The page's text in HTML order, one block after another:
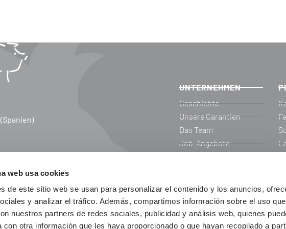
web usa cookies
de este sitio web se usan para personalizar el contenido y los anuncios,
y analizar el tráfico. Además, compartimos información sobre el uso
nuestros partners de redes sociales, publicidad y análisis web, quienes
con otra información que les haya proporcionado o que hayan recopilado a
UNTERNEHMEN
Geschichte
Unsere Garantien
Das Team
Job-Angebote
Einrichtungen